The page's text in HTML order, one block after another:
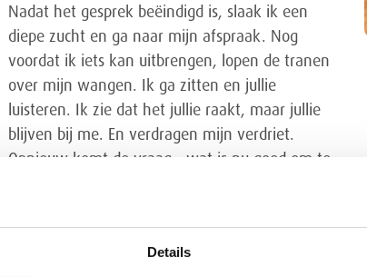
Details
Nadat het gesprek beëindigd is, slaak ik een
diepe zucht en ga naar mijn afspraak. Nog
voordat ik iets kan uitbrengen, lopen de tranen
over mijn wangen. Ik ga zitten en jullie
luisteren. Ik zie dat het jullie raakt, maar jullie
blijven bij me. En verdragen mijn verdriet.
Opnieuw komt de vraag - wat is nu goed om te